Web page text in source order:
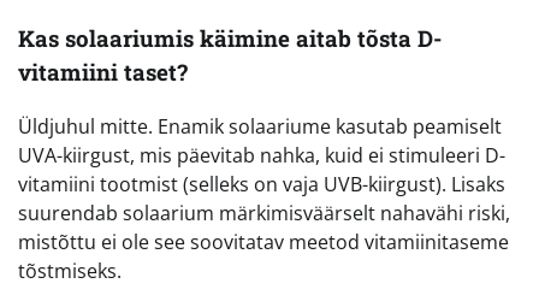
Kas solaariumis käimine aitab tõsta D-
vitamiini taset?
Üldjuhul mitte. Enamik solaariume kasutab peamiselt
UVA-kiirgust, mis päevitab nahka, kuid ei stimuleeri D-
vitamiini tootmist (selleks on vaja UVB-kiirgust). Lisaks
suurendab solaarium märkimisväärselt nahavähi riski,
mistõttu ei ole see soovitatav meetod vitamiinitaseme
tõstmiseks.